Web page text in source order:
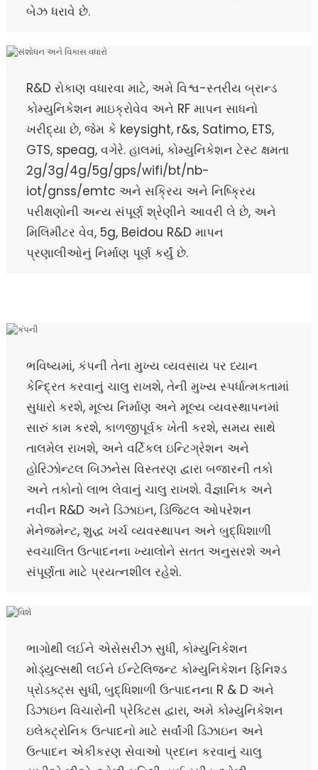
બેઝ ધરાવે છે.
R&D રોકાણ વધારવા માટે, અમે વિશ્વ-સ્તરીય બ્રાન્ડ
કોમ્યુનિકેશન માઇક્રોવેવ અને RF માપન સાધનો
ખરીદ્યા છે, જેમ કે keysight, r&s, Satimo, ETS,
GTS, speag, વગેરે. હાલમાં, કોમ્યુનિકેશન ટેસ્ટ ક્ષમતા
2g/3g/4g/5g/gps/wifi/bt/nb-
iot/gnss/emtc અને સક્રિય અને નિષ્ક્રિય
પરીક્ષણોની અન્ય સંપૂર્ણ શ્રેણીને આવરી લે છે, અને
મિલિમીટર વેવ, 5g, Beidou R&D માપન
પ્રણાલીઓનું નિર્માણ પૂર્ણ કર્યું છે.
ભવિષ્યમાં, કંપની તેના મુખ્ય વ્યવસાય પર ધ્યાન
કેન્દ્રિત કરવાનું ચાલુ રાખશે, તેની મુખ્ય સ્પર્ધાત્મકતામાં
સુધારો કરશે, મૂલ્ય નિર્માણ અને મૂલ્ય વ્યવસ્થાપનમાં
સારું કામ કરશે, કાળજીપૂર્વક ખેતી કરશે, સમય સાથે
તાલમેલ રાખશે, અને વર્ટિકલ ઇન્ટિગ્રેશન અને
હોરિઝોન્ટલ બિઝનેસ વિસ્તરણ દ્વારા બજારની તકો
અને તકોનો લાભ લેવાનું ચાલુ રાખશે. વૈજ્ઞાનિક અને
નવીન R&D અને ડિઝાઇન, ડિજિટલ ઓપરેશન
મેનેજમેન્ટ, શુદ્ધ ખર્ચ વ્યવસ્થાપન અને બુદ્ધિશાળી
સ્વચાલિત ઉત્પાદનના ખ્યાલોને સતત અનુસરશે અને
સંપૂર્ણતા માટે પ્રયત્નશીલ રહેશે.
ભાગોથી લઈને એસેસરીઝ સુધી, કોમ્યુનિકેશન
મોડ્યુલ્સથી લઈને ઈન્ટેલિજન્ટ કોમ્યુનિકેશન ફિનિશ્ડ
પ્રોડક્ટ્સ સુધી, બુદ્ધિશાળી ઉત્પાદનના R & D અને
ડિઝાઇન વિચારોની પ્રેક્ટિસ દ્વારા, અમે કોમ્યુનિકેશન
ઇલેક્ટ્રોનિક ઉત્પાદનો માટે સર્વાંગી ડિઝાઇન અને
ઉત્પાદન એકીકરણ સેવાઓ પ્રદાન કરવાનું ચાલુ